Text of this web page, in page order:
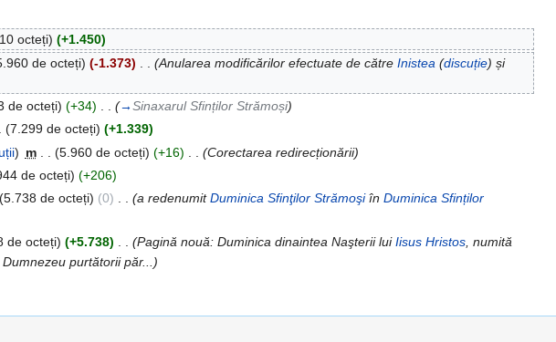
octeți) (+1.450)
de octeți) (-1.373) (Anularea modificărilor efectuate de către Inistea (discuție) și
de octeți) (+34) (→Sinaxarul Sfinților Strămoși)
(7.299 de octeți) (+1.339)
) m (5.960 de octeți) (+16)
(Corectarea redirecționării)
de octeți) (+206)
(5.738 de octeți) (0) . . (a redenumitDuminica Sfinţilor Strămoşiîn Duminica Sfinților
de octeți) (+5.738) (Pagină nouă: Duminica dinaintea Naşterii luiIisus Hristos, numită
purtătorii păr...)